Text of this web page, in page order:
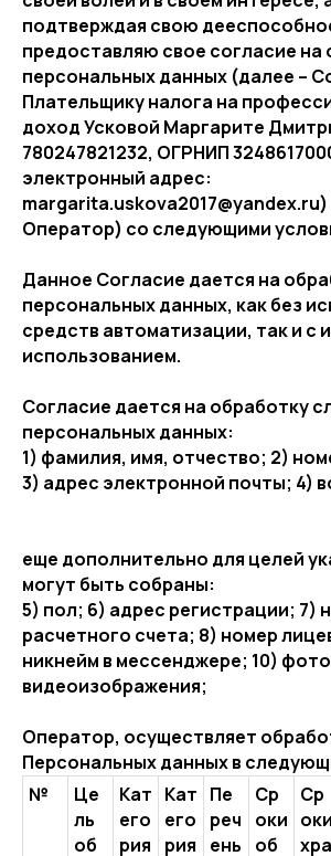
подтверждая свою
предоставляю свое согласие на
персональных данных (далее –
Плательщику налога на
доход Усковой Маргарите
780247821232, ОГРНИП
электронный адрес:
Оператор) со следующими
Данное Согласие дается на
персональных данных, как без
средств автоматизации, так и с
использованием.
Согласие дается на обработку
персональных данных:
1) фамилия, имя, отчество; 2)
3) адрес электронной почты; 4)
еще дополнительно для целей
могут быть собраны:
5) пол; 6) адрес регистрации; 7)
расчетного счета; 8) номер
никнейм в мессенджере; 10)
видеоизображения;
Оператор, осуществляет
Персональных данных в
№
Це
ль
об
Кат
его
рия
Кат
его
рия
Пе
реч
ень
Ср
оки
об
Ср
оки
хра